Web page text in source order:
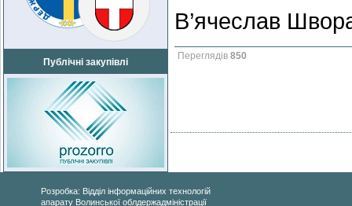
Публічні закупівлі
В’ячеслав
Переглядів 850
Розробка: Відділ інформаційних технологій
апарату Волинської облдержадміністрації